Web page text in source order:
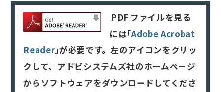
PDF ファイルを見る
には｢Adobe Acrobat
Reader｣が必要です。左のアイコンをクリッ
クして、アドビシステムズ社のホームページ
からソフトウェアをダウンロードしてくださ